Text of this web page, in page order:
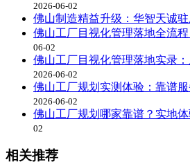
2026-06-02
佛山制造精益升级：华智天诚
佛山工厂目视化管理落地全流
06-02
佛山工厂目视化管理落地实录
2026-06-02
佛山工厂规划实测体验：靠谱
2026-06-02
佛山工厂规划哪家靠谱？实地
02
相关推荐